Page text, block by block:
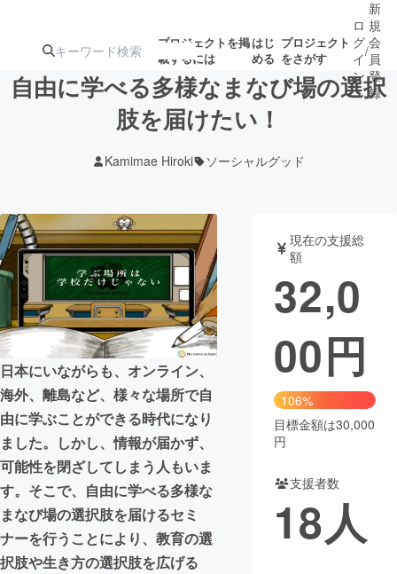
プロジェクトを掲
載するには
はじ
める
プロジェクト
をさがす
ターン
ジェクト
ロジェクト
アート・写真 音楽
テクノロジー・ガジェット ゲーム・
映像・映画 書籍・雑誌
ビジネス・起業 チャレンジ
まちづくり・地域活性化
CAMPFIRE for Social Good
CAMPFIRE Creation
CAMPFIREふるさと納税
コミュニティ
ロ
グ
イ
ン
/
新
規
会
員
登
録
自由に学べる多様なまなび場の選択
肢を届けたい！
Kamimae Hiroki ソーシャルグッド
日本にいながらも、オンライン、
海外、離島など、様々な場所で自
由に学ぶことができる時代になり
ました。しかし、情報が届かず、
可能性を閉ざしてしまう人もいま
す。そこで、自由に学べる多様な
まなび場の選択肢を届けるセミ
ナーを行うことにより、教育の選
択肢や生き方の選択肢を広げる
現在の支援総
額
32,0
00円
106%
目標金額は30,000
円
支援者数
18人